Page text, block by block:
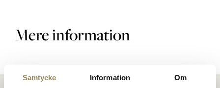
Samtycke Information Om
Golfpakke
Restaurant
Mere information